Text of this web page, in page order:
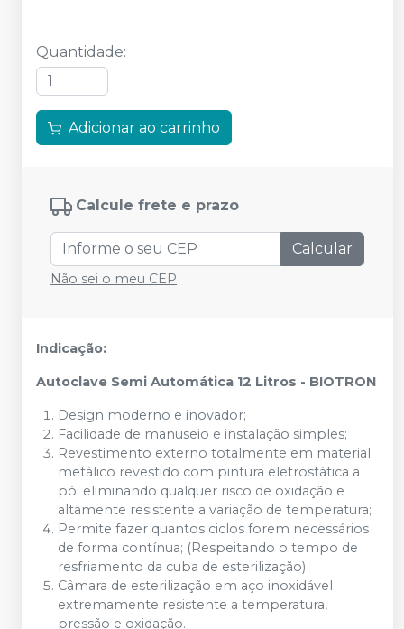
Quantidade:
Adicionar ao carrinho
Calcule frete e prazo
Calcular
Não sei o meu CEP
Indicação:
Autoclave Semi Automática 12 Litros - BIOTRON
Design moderno e inovador;
Facilidade de manuseio e instalação simples;
Revestimento externo totalmente em material
metálico revestido com pintura eletrostática a
pó; eliminando qualquer risco de oxidação e
altamente resistente a variação de temperatura;
Permite fazer quantos ciclos forem necessários
de forma contínua; (Respeitando o tempo de
resfriamento da cuba de esterilização)
Câmara de esterilização em aço inoxidável
extremamente resistente a temperatura,
pressão e oxidação.